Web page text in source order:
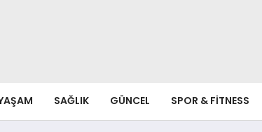
SAĞLIK GÜNCEL SPOR & FITNESS